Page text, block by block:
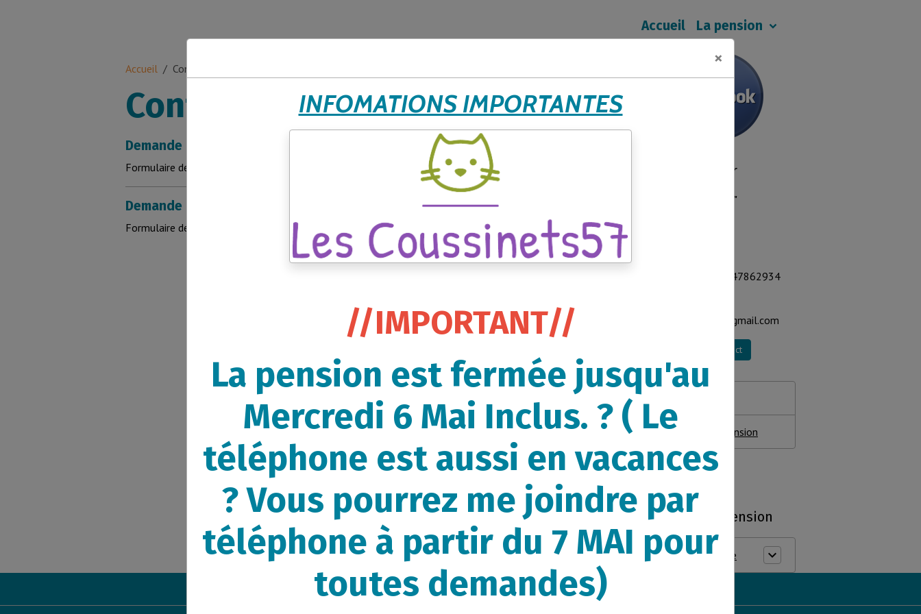
Accueil La pension
Accueil Contact
Contact
Demande de renseignements
Formulaire de demande de renseignements.
Demande de devis pour les visites à Domicile
Formulaire de demande de devis.
nous contacter
"Les coussinets57"
Téléphone : 0647862934
les.coussinets57@gmail.com
Formulaire de contact
Se rendre à la pension
Découvrir la pension
La pension féline
×
INFOMATIONS IMPORTANTES
//IMPORTANT//
La pension est fermée jusqu'au
Mercredi 6 Mai Inclus. ? ( Le
téléphone est aussi en vacances
? Vous pourrez me joindre par
téléphone à partir du 7 MAI pour
toutes demandes)